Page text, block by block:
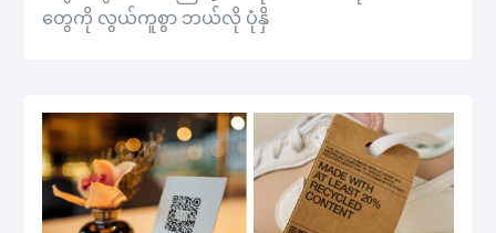
တွေကို လွယ်ကူစွာ ဘယ်လို ပုံနှိ